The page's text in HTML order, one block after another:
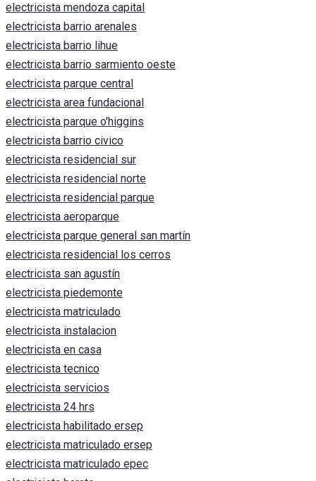
electricista mendoza capital
electricista barrio arenales
electricista barrio lihue
electricista barrio sarmiento oeste
electricista parque central
electricista area fundacional
electricista parque o'higgins
electricista barrio civico
electricista residencial sur
electricista residencial norte
electricista residencial parque
electricista aeroparque
electricista parque general san martín
electricista residencial los cerros
electricista san agustín
electricista piedemonte
electricista matriculado
electricista instalacion
electricista en casa
electricista tecnico
electricista servicios
electricista 24 hrs
electricista habilitado ersep
electricista matriculado ersep
electricista matriculado epec